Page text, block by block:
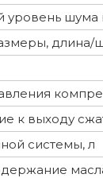
шума
длина/
к выходу
системы, л